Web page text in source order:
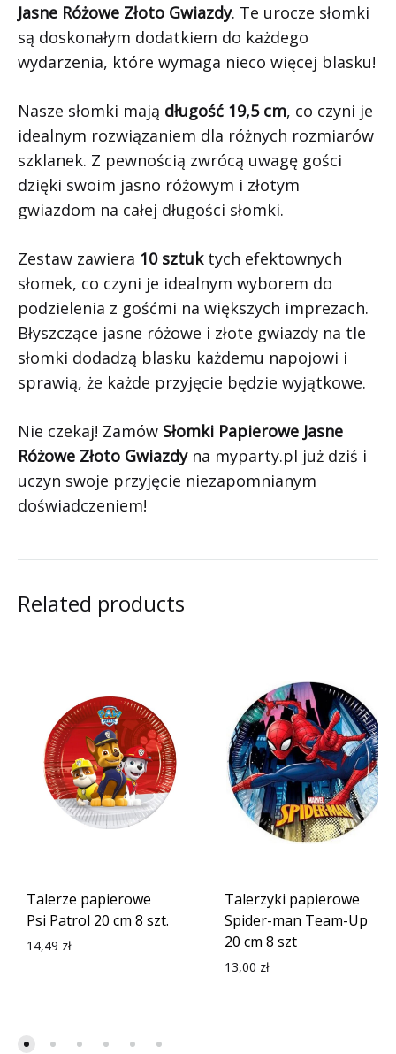
Jasne Różowe Złoto Gwiazdy. Te urocze słomki
są doskonałym dodatkiem do każdego
wydarzenia, które wymaga nieco więcej blasku!
Nasze słomki mają długość 19,5 cm, co czyni je
idealnym rozwiązaniem dla różnych rozmiarów
szklanek. Z pewnością zwrócą uwagę gości
dzięki swoim jasno różowym i złotym
gwiazdom na całej długości słomki.
Zestaw zawiera 10 sztuktych efektownych
słomek, co czyni je idealnym wyborem do
podzielenia z gośćmi na większych imprezach.
Błyszczące jasne różowe i złote gwiazdy na tle
słomki dodadzą blasku każdemu napojowi i
sprawią, że każde przyjęcie będzie wyjątkowe.
Nie czekaj! Zamów Słomki Papierowe Jasne
Różowe Złoto Gwiazdyna myparty.pl już dziś i
uczyn swoje przyjęcie niezapomnianym
doświadczeniem!
Related products
Talerze papierowe
Psi Patrol 20 cm 8 szt.
14,49 zł
Talerzyki papierowe
Spider-man Team-Up
20 cm 8 szt
13,00 zł